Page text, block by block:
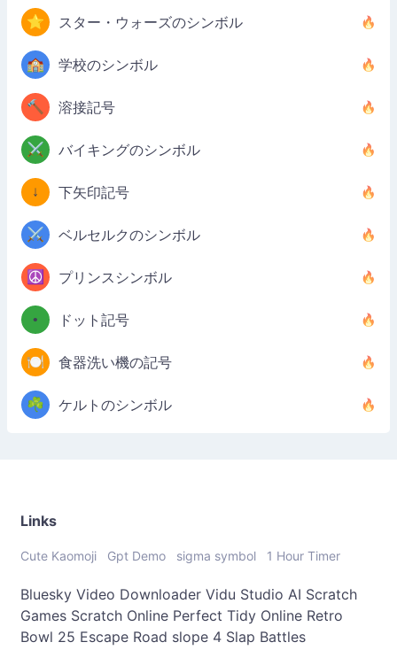
⭐ スター・ウォーズのシンボル
🏫 学校のシンボル
🔨 溶接記号
⚔️ バイキングのシンボル
↓ 下矢印記号
⚔️ ベルセルクのシンボル
☮️ プリンスシンボル
• ドット記号
🍽️ 食器洗い機の記号
☘️ ケルトのシンボル
Links
Cute Kaomoji Gpt Demo sigma symbol 1 Hour Timer
Bluesky Video Downloader Vidu Studio AI Scratch
Games Scratch Online Perfect Tidy Online Retro
Bowl 25 Escape Road slope 4 Slap Battles